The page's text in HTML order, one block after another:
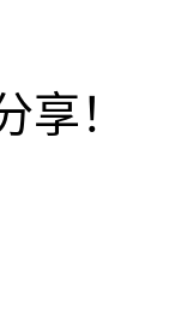
享！